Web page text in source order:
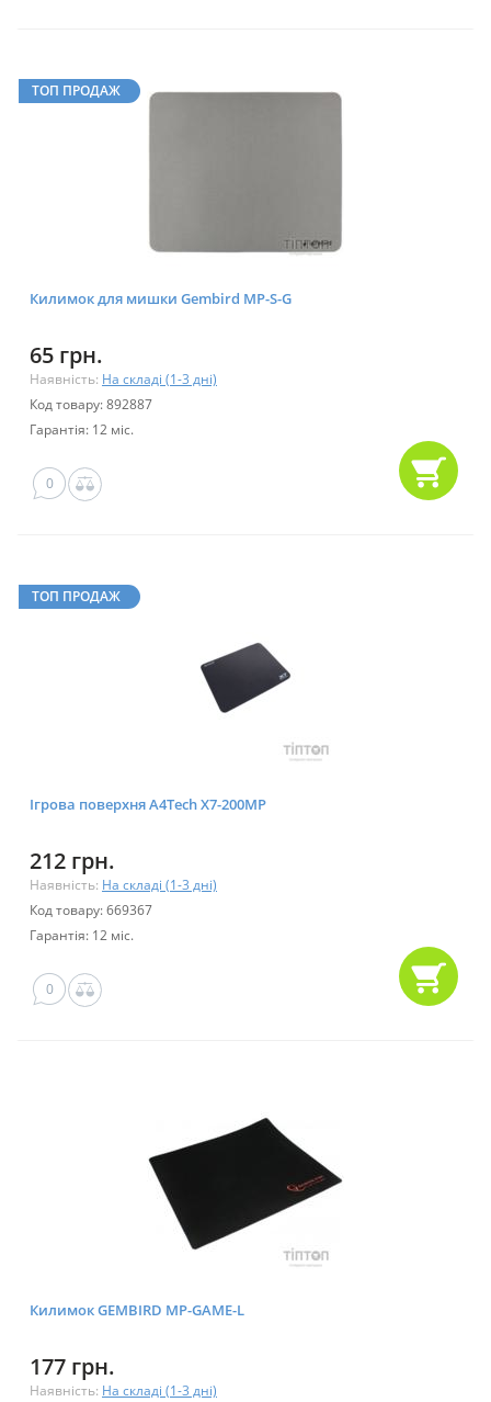
ТОП ПРОДАЖ
Килимок для мишки Gembird MP-S-G
65 грн.
Наявність: На складі (1-3 дні)
Код товару: 892887
Гарантія: 12 міс.
0
ТОП ПРОДАЖ
Ігрова поверхня A4Tech X7-200MP
212 грн.
Наявність: На складі (1-3 дні)
Код товару: 669367
Гарантія: 12 міс.
0
Килимок GEMBIRD MP-GAME-L
177 грн.
Наявність: На складі (1-3 дні)